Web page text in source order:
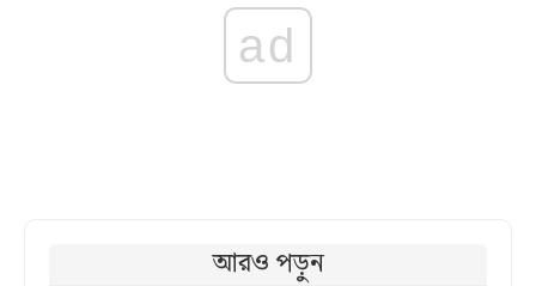
ad
আরও পড়ুন